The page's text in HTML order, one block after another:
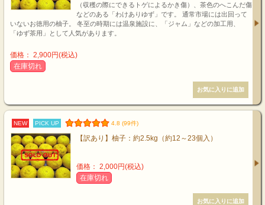
（収穫の際にできるトゲによるかき傷）、茶色のへこんだ傷
などのある「わけありゆず」です。 通常市場には出回って
いないお徳用の柚子。 冬至の時期には温泉施設に、「ジャム」などの加工用、
「ゆず茶用」として人気があります。
価格： 2,900円(税込)
在庫切れ
NEW PICK UP 4.8 (99件)
【訳あり】柚子：約2.5kg（約12～23個入）
価格： 2,000円(税込)
在庫切れ